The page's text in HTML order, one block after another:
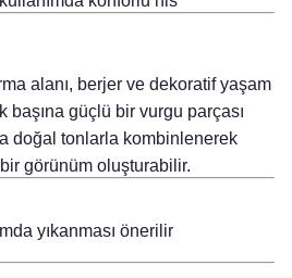
alanı, berjer ve dekoratif yaşam
başına güçlü bir vurgu parçası
doğal tonlarla kombinlenerek
görünüm oluşturabilir.
yıkanması önerilir